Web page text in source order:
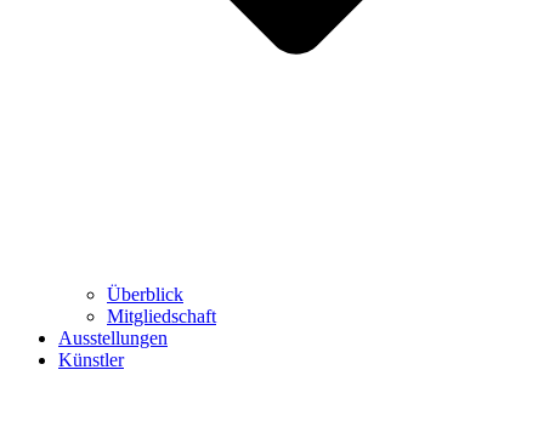
Überblick
Mitgliedschaft
Ausstellungen
Künstler